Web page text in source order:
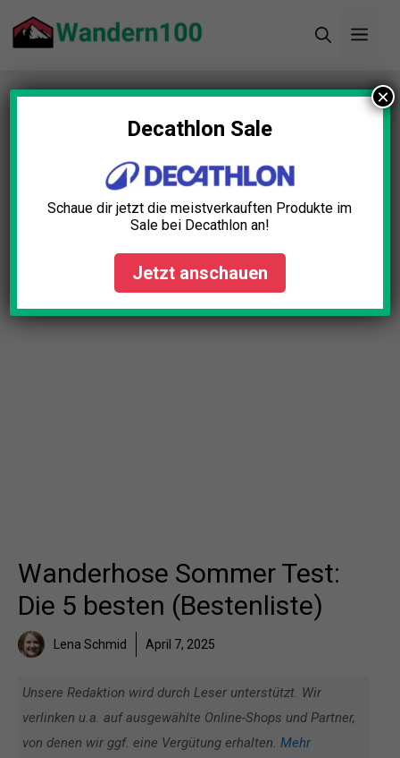
Inhalt
Startseite»Blog»Wanderhose Sommer Test: Die
5 besten (Bestenliste)
Wanderhose Sommer Test:
Die 5 besten (Bestenliste)
Lena Schmid April 7, 2025
Unsere Redaktion wird durch Leser unterstützt. Wir
verlinken u.a. auf ausgewählte Online-Shops und Partner,
von denen wir ggf. eine Vergütung erhalten. Mehr
Decathlon Sale
Schaue dir jetzt die meistverkauften Produkte im
Sale bei Decathlon an!
Jetzt anschauen
×